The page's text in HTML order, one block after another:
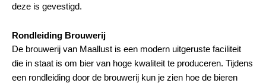
deze is gevestigd.
Rondleiding Brouwerij
De brouwerij van Maallust is een modern uitgeruste faciliteit
die in staat is om bier van hoge kwaliteit te produceren. Tijdens
een rondleiding door de brouwerij kun je zien hoe de bieren